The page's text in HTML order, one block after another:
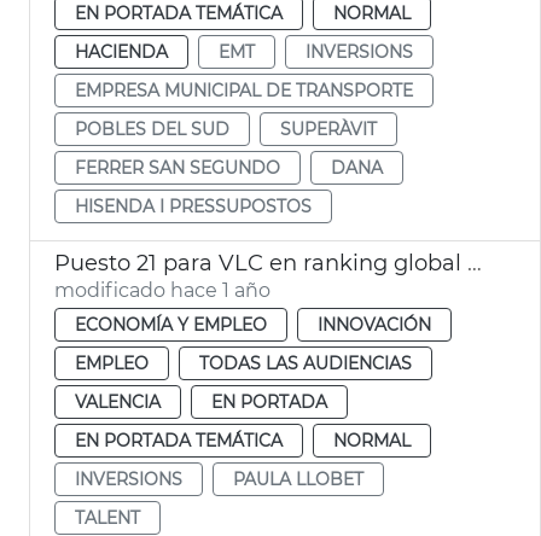
EN PORTADA TEMÁTICA
NORMAL
HACIENDA
EMT
INVERSIONS
EMPRESA MUNICIPAL DE TRANSPORTE
POBLES DEL SUD
SUPERÀVIT
FERRER SAN SEGUNDO
DANA
HISENDA I PRESSUPOSTOS
Puesto 21 para VLC en ranking global ciudades que más talento atraen
modificado hace 1 año
ECONOMÍA Y EMPLEO
INNOVACIÓN
EMPLEO
TODAS LAS AUDIENCIAS
VALENCIA
EN PORTADA
EN PORTADA TEMÁTICA
NORMAL
INVERSIONS
PAULA LLOBET
TALENT